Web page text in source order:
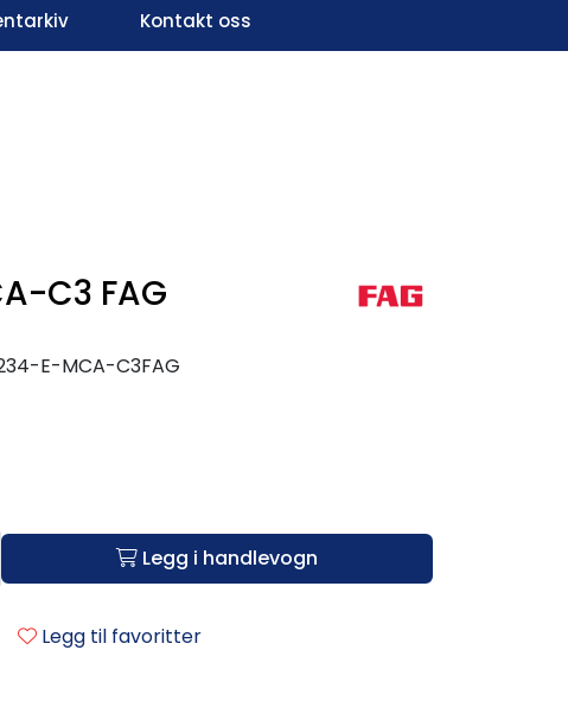
Infosenter
Kontakt oss
C3 FAG
E-MCA-C3FAG
Legg i handlevogn
Legg til favoritter